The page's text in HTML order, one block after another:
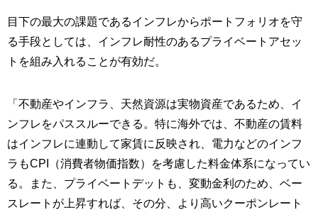
目下の最大の課題であるインフレからポートフォリオを守
る手段としては、インフレ耐性のあるプライベートアセッ
トを組み入れることが有効だ。
「不動産やインフラ、天然資源は実物資産であるため、イ
ンフレをパススルーできる。特に海外では、不動産の賃料
はインフレに連動して家賃に反映され、電力などのインフ
ラもCPI（消費者物価指数）を考慮した料金体系になってい
る。また、プライベートデットも、変動金利のため、ベー
スレートが上昇すれば、その分、より高いクーポンレート